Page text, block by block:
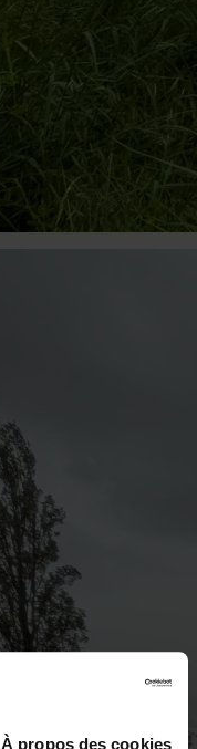
À propos des cookies